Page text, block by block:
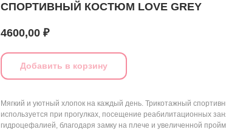
СПОРТИВНЫЙ КОСТЮМ LOVE GREY
4600,00 ₽
Добавить в корзину
Мягкий и уютный хлопок на каждый день. Трикотажный
используется при прогулках, посещение реабилитационных
гидроцефалией, благодаря замку на плече и увеличенной